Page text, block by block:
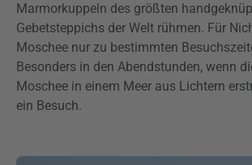
Marmorkuppeln des größten
Gebetsteppichs der Welt rühmen. Für
Moschee nur zu bestimmten
Besonders in den Abendstunden, wenn
Moschee in einem Meer aus Lichtern
ein Besuch.